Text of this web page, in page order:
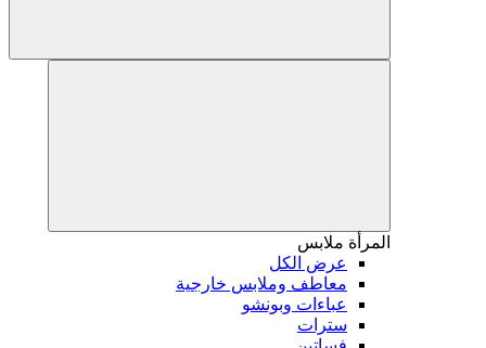
المرأة ملابس
عرض الكل
معاطف وملابس خارجية
عباءات وبونشو
سترات